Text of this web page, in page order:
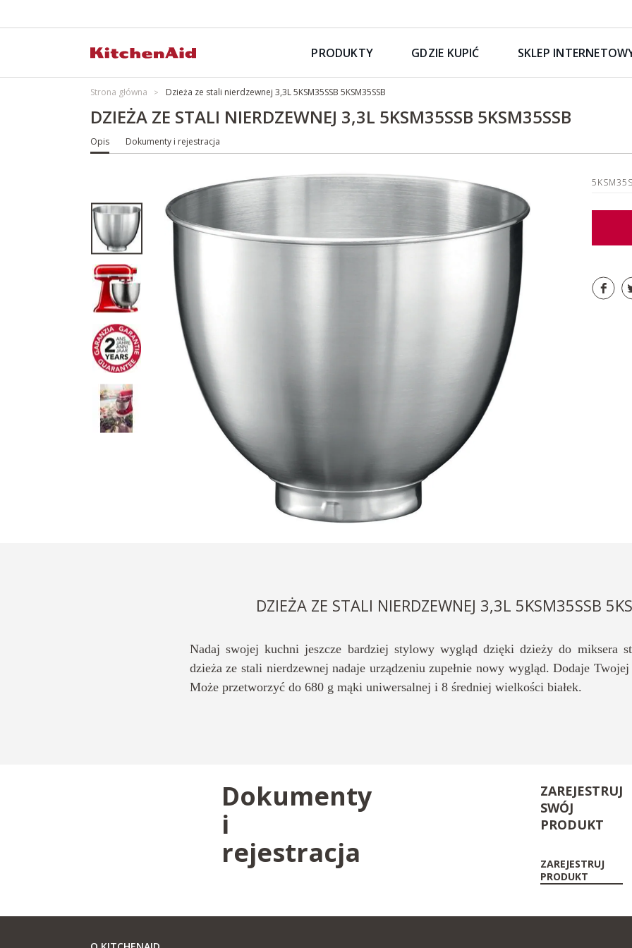
PRODUKTY GDZIE KUPIĆ SKLEP
Strona główna Dzieża ze stali nierdzewnej 3,3L 5KSM35SSB 5KSM35SSB
DZIEŻA ZE STALI NIERDZEWNEJ 3,3L 5KSM35SSB 5KSM35SSB
Opis Dokumenty i rejestracja
DZIEŻA ZE STALI NIERDZEWNEJ 3,3L 5KSM35SSB
Nadaj swojej kuchni jeszcze bardziej stylowy wygląd dzięki dzieży do miksera
dzieża ze stali nierdzewnej nadaje urządzeniu zupełnie nowy wygląd. Dodaje
Może przetworzyć do 680 g mąki uniwersalnej i 8 średniej wielkości białek.
Dokumenty
i
rejestracja
ZAREJESTRUJ
SWÓJ
PRODUKT
ZAREJESTRUJ
PRODUKT